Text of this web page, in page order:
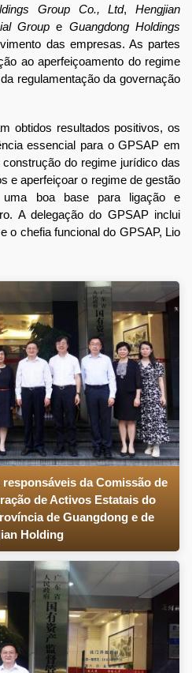
Group Co., Ltd,Hengjian
Group e Guangdong Holdings
das empresas. As partes
ao aperfeiçoamento do regime
regulamentação da governação
resultados positivos, os
essencial para o GPSAP em
do regime jurídico das
e aperfeiçoar o regime de gestão
uma boa base para ligação e
A delegação do GPSAP inclui
o chefia funcional do GPSAP, Lio
da Comissão de
de Activos Estatais do
de Guangdong e de
Holding